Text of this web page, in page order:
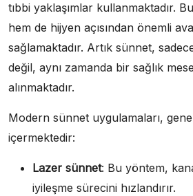
tıbbi yaklaşımlar kullanmaktadır.
hem de hijyen açısından önemli
sağlamaktadır. Artık sünnet,
değil, aynı zamanda bir sağlık
alınmaktadır.
Modern sünnet uygulamaları,
içermektedir:
Lazer sünnet: Bu yöntem,
iyileşme sürecini hızlandırır.